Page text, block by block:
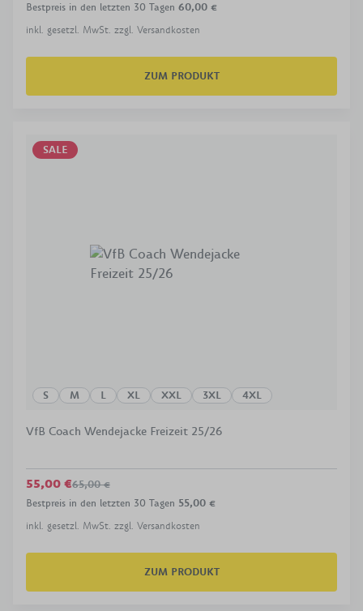
Bestpreis in den letzten 30 Tagen 60,00 €
inkl. gesetzl. MwSt. zzgl. Versandkosten
ZUM PRODUKT
SALE
S M L XL XXL 3XL 4XL
VfB Coach Wendejacke Freizeit 25/26
55,00 €65,00 €
Bestpreis in den letzten 30 Tagen 55,00 €
inkl. gesetzl. MwSt. zzgl. Versandkosten
ZUM PRODUKT